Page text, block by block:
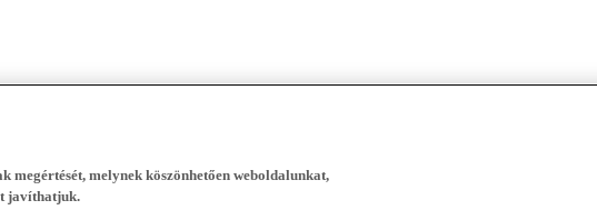
melynek köszönhetően weboldalunkat,
javíthatjuk.